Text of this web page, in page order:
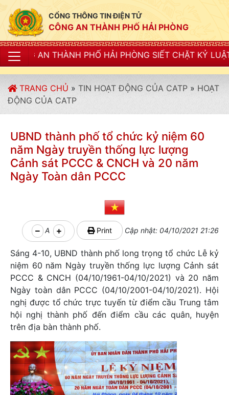
CỔNG THÔNG TIN ĐIỆN TỬ
CÔNG AN THÀNH PHỐ HẢI PHÒNG
PHỐ HẢI PHÒNG SIẾT CHẶT KỶ LUẬT, KỶ CƯƠNG,
TRANG CHỦ » TIN HOẠT ĐỘNG CỦA CATP » HOẠT
ĐỘNG CỦA CATP
UBND thành phố tổ chức kỷ niệm 60
năm Ngày truyền thống lực lượng
Cảnh sát PCCC & CNCH và 20 năm
Ngày Toàn dân PCCC
A Print Cập nhật: 04/10/2021 21:26
Sáng 4-10, UBND thành phố long trọng tổ chức Lễ kỷ
niệm 60 năm Ngày truyền thống lực lượng Cảnh sát
PCCC & CNCH (04/10/1961-04/10/2021) và 20 năm
Ngày toàn dân PCCC (04/10/2001-04/10/2021). Hội
nghị được tổ chức trực tuyến từ điểm cầu Trung tâm
hội nghị thành phố đến điểm cầu các quân, huyện
trên địa bàn thành phố.